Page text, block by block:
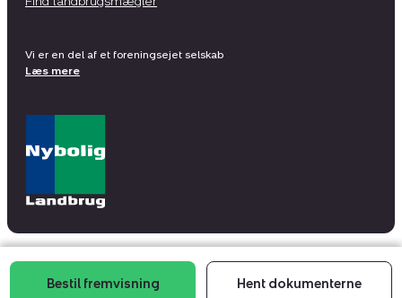
Bestil fremvisning Hent dokumenterne
Vi er en del af et foreningsejet selskab
Læs mere